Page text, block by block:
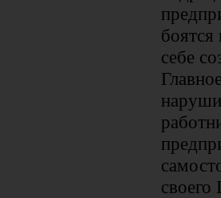
боятся
себе